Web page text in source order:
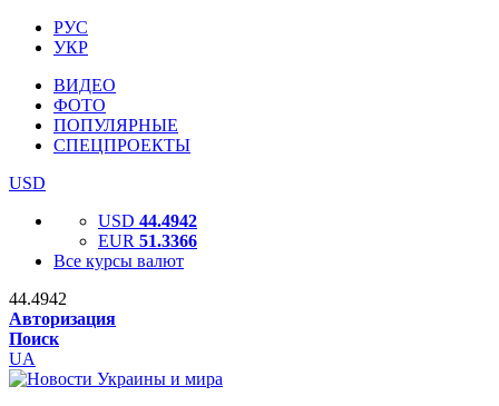
РУС
УКР
ВИДЕО
ФОТО
ПОПУЛЯРНЫЕ
СПЕЦПРОЕКТЫ
USD
USD 44.4942
EUR 51.3366
Все курсы валют
44.4942
Авторизация
Поиск
UA